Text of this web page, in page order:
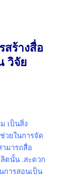
ร้างสื่อ
วิจัย
เป็นสิ่ง
วยในการจัด
มารถสื่อ
ตนั้น .สะดวก
การสอนเป็น